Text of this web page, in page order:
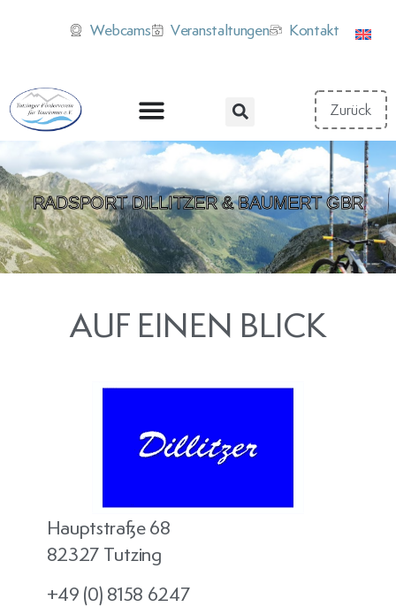
Webcams Veranstaltungen Kontakt
RADSPORT DILLITZER & BAUMERT GBR
AUF EINEN BLICK
Hauptstraße 68
82327 Tutzing
+49 (0) 8158 6247